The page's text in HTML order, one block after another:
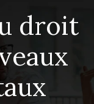
droit